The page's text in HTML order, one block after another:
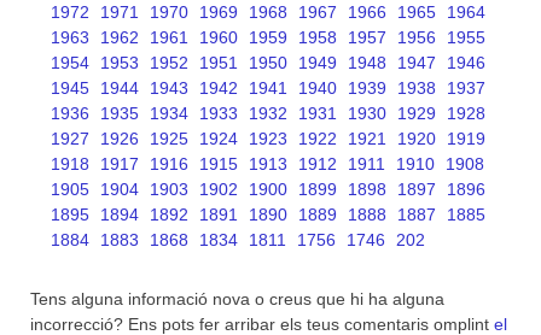
1972
1971 1970 1969 1968 1967 1966 1965
1964
1963
1962 1961 1960 1959 1958 1957 1956
1955
1954
1953 1952 1951 1950 1949 1948 1947
1946
1945
1944 1943 1942 1941 1940 1939 1938
1937
1936
1935 1934 1933 1932 1931 1930 1929
1928
1927
1926 1925 1924 1923 1922 1921 1920
1919
1918
1917 1916 1915 1913 1912 1911 1910
1908
1905
1904 1903 1902 1900 1899 1898 1897
1896
1895
1894 1892 1891 1890 1889 1888 1887
1885
1884
1883 1868 1834 1811 1756 1746 202
Tens alguna informació nova o creus que hi ha alguna
incorrecció? Ens pots fer arribar els teus comentaris omplint el